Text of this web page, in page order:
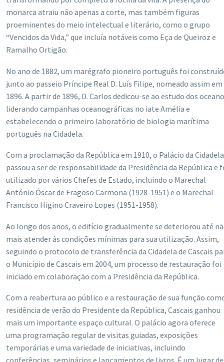
monarca atraiu não apenas a corte, mas também figuras
proeminentes do meio intelectual e literário, como o grupo
“Vencidos da Vida,” que incluía notáveis como Eça de Queiroz e
Ramalho Ortigão.
No ano de 1882, um marégrafo pioneiro português foi
junto ao passeio Príncipe Real D. Luís Filipe, nomeado assim em
1896. A partir de 1896, D. Carlos dedicou-se ao estudo dos
liderando campanhas oceanográficas no iate Amélia e
estabelecendo o primeiro laboratório de biologia marítima
português na Cidadela.
Com a proclamação da República em 1910, o Palácio da Cidadela
passou a ser de responsabilidade da Presidência da República e
utilizado por vários Chefes de Estado, incluindo o Marechal
António Óscar de Fragoso Carmona (1928-1951) e o Marechal
Francisco Higino Craveiro Lopes (1951-1958).
Ao longo dos anos, o edifício gradualmente se deteriorou até
mais atender às condições mínimas para sua utilização. Assim,
seguindo o protocolo de transferência da Cidadela de Cascais
o Município de Cascais em 2004, um processo de restauração foi
iniciado em colaboração com a Presidência da República.
Com a reabertura ao público e a restauração de sua função
residência de verão do Presidente da República, Cascais ganhou
mais um importante espaço cultural. O palácio agora oferece
uma programação regular de visitas guiadas, exposições
temporárias e uma variedade de iniciativas, incluindo